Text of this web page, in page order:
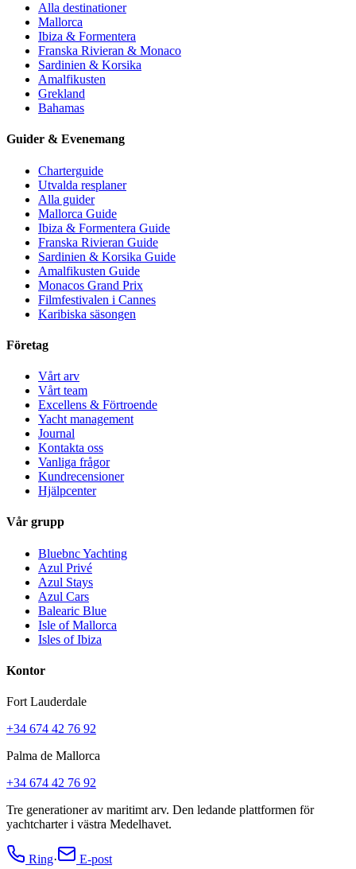
Alla destinationer
Mallorca
Ibiza & Formentera
Franska Rivieran & Monaco
Sardinien & Korsika
Amalfikusten
Grekland
Bahamas
Guider & Evenemang
Charterguide
Utvalda resplaner
Alla guider
Mallorca Guide
Ibiza & Formentera Guide
Franska Rivieran Guide
Sardinien & Korsika Guide
Amalfikusten Guide
Monacos Grand Prix
Filmfestivalen i Cannes
Karibiska säsongen
Företag
Vårt arv
Vårt team
Excellens & Förtroende
Yacht management
Journal
Kontakta oss
Vanliga frågor
Kundrecensioner
Hjälpcenter
Vår grupp
Bluebnc Yachting
Azul Privé
Azul Stays
Azul Cars
Balearic Blue
Isle of Mallorca
Isles of Ibiza
Kontor
Fort Lauderdale
+34 674 42 76 92
Palma de Mallorca
+34 674 42 76 92
Tre generationer av maritimt arv. Den ledande plattformen för
yachtcharter i västra Medelhavet.
Ring· E-post